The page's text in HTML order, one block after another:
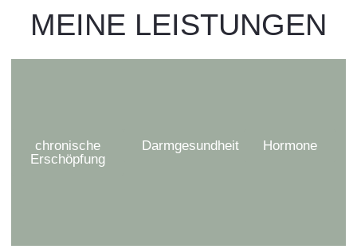
MEINE LEISTUNGEN
chronische
Erschöpfung
Darmgesundheit Hormone